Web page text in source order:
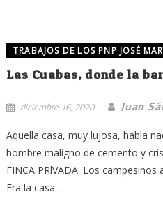
TRABAJOS DE LOS PNP JOSÉ
Las Cuabas, donde la
diciembre 16, 2020 Juan
Aquella casa, muy lujosa, habla
hombre maligno de cemento y
FINCA PRlVADA. Los
Era la casa ...